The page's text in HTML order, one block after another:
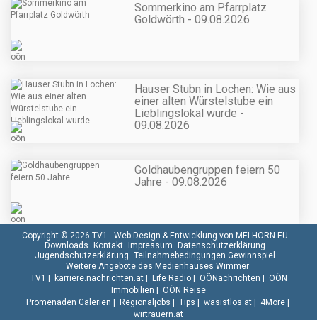
Sommerkino am Pfarrplatz
Goldwörth - 09.08.2026
Hauser Stubn in Lochen: Wie aus
einer alten Würstelstube ein
Lieblingslokal wurde -
09.08.2026
Goldhaubengruppen feiern 50
Jahre - 09.08.2026
Copyright © 2026 TV1 - Web Design & Entwicklung von MELHORN.EU
Downloads Kontakt Impressum Datenschutzerklärung
Jugendschutzerklärung Teilnahmebedingungen Gewinnspiel
Weitere Angebote des Medienhauses Wimmer:
TV1 | karriere.nachrichten.at| Life Radio| OÖNachrichten | OÖN
Immobilien | OÖN Reise
Promenaden Galerien | Regionaljobs | Tips | wasistlos.at| 4More|
wirtrauern.at